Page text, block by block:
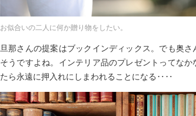
お似合いの二人に何か贈り物をしたい。
旦那さんの提案はブックインディックス。でも奥
そうですよね。インテリア品のプレゼントってな
たら永遠に押入れにしまわれることになる‥‥